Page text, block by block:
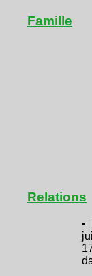
Famille
Relations
•